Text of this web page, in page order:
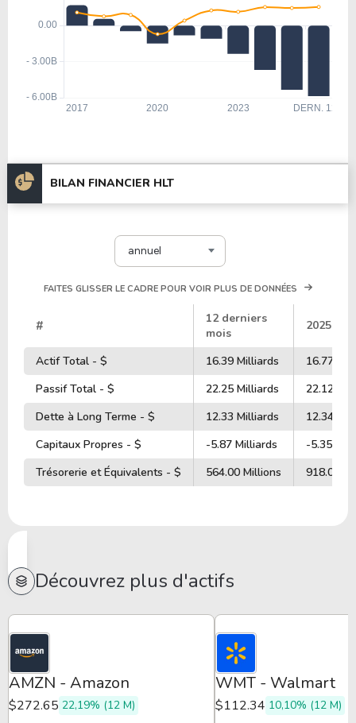
BILAN FINANCIER HLT
annuel
FAITES GLISSER LE CADRE POUR VOIR PLUS DE DONNÉES
#
12 derniers
mois
2025
Actif Total - $ 16.39 Milliards
16.77
Passif Total - $
22.25 Milliards
22.12
Dette à Long Terme - $
12.33 Milliards
12.34
Capitaux Propres - $
-5.87 Milliards
-5.35
Trésorerie et Équivalents - $
564.00 Millions 918.00
Découvrez plus d'actifs
AMZN - Amazon
$272.65 22,19% (12 M)
WMT - Walmart
$112.34 10,10% (12 M)